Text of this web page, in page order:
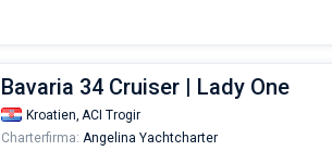
Bavaria 34 Cruiser | Lady One
Kroatien, ACI Trogir
Charterfirma: Angelina Yachtcharter